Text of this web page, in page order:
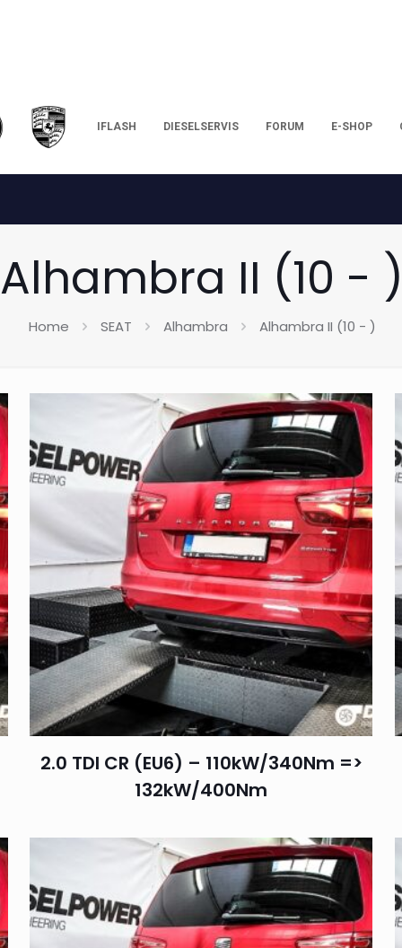
IFLASH DIESELSERVIS FORUM E-SHOP
Alhambra II (10 - )
Home SEAT Alhambra Alhambra II (10 - )
2.0 TDI CR (EU6) – 110kW/340Nm =>
132kW/400Nm